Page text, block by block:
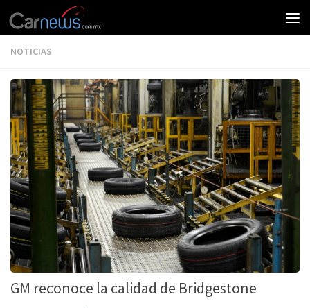
NOTICIAS
GM reconoce la calidad de Bridgestone